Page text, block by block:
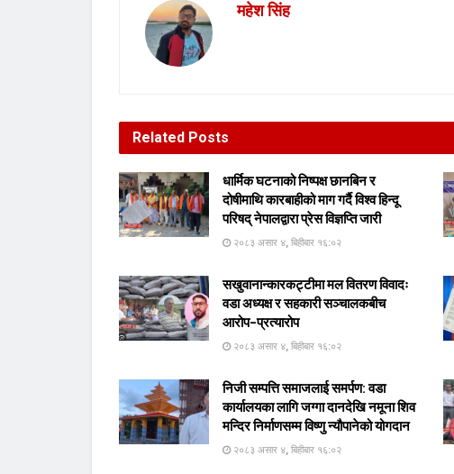
महेश सिंह
Related Posts
धार्मिक घटनाको निष्पक्ष छानबिन र
दोषीमाथि कारबाहीको माग गर्दै विश्व हिन्दू
परिषद् नेपालद्वारा प्रेस विज्ञप्ति जारी
२०८३ असार ४, बिहीबार १६:०२
सखुवानान्कारकट्टीमा मल वितरण विवादः
वडा अध्यक्ष र सहकारी सञ्चालकबीच
आरोप–प्रत्यारोप
२०८३ असार ४, बिहीबार १६:०२
निजी सम्पत्ति समाजलाई समर्पण: वडा
कार्यालयका लागि जग्गा दानदेखि नमूना शिव
मन्दिर निर्माणसम्म विष्णु न्यौपानेको योगदान
२०८३ असार ४, बिहीबार १६:०२